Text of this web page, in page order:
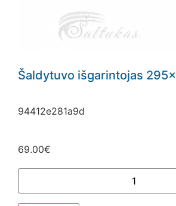
Šaldytuvo išgarintojas
94412e281a9d
69.00€